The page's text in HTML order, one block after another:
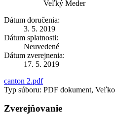
Veľký Meder
Dátum doručenia:
3. 5. 2019
Dátum splatnosti:
Neuvedené
Dátum zverejnenia:
17. 5. 2019
canton 2.pdf
Typ súboru: PDF dokument,
Zverejňovanie